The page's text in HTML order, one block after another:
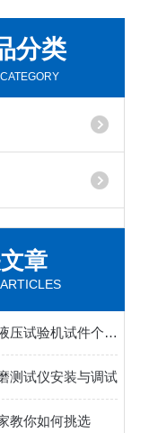
分类
章
微机控制管材静液压试验机试件个数可选
测试仪安装与调试
教你如何挑选